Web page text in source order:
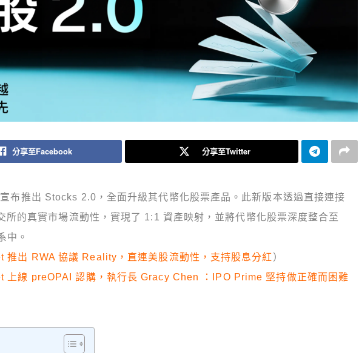
分享至Facebook 分享至Twitter
布推出 Stocks 2.0，全面升級其代幣化股票產品。此新版本透過直接連接
所的真實市場流動性，實現了 1:1 資產映射，並將代幣化股票深度整合至
中。
推出 RWA 協議 Reality，直連美股流動性，支持股息分紅）
上線 preOPAI 認購，執行長 Gracy Chen ：IPO Prime 堅持做正確而困難